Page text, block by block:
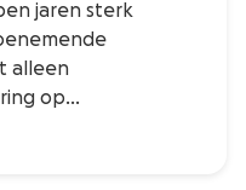
jaren sterk
alleen
op…